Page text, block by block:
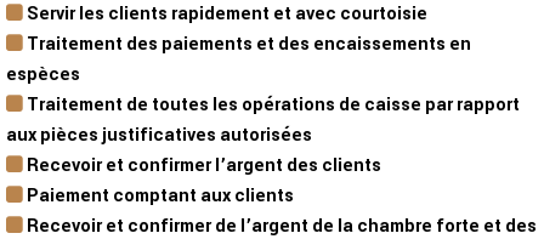
Servir les clients rapidement et avec courtoisie
Traitement des paiements et des encaissements en
espèces
Traitement de toutes les opérations de caisse par rapport
aux pièces justificatives autorisées
Recevoir et confirmer l’argent des clients
Paiement comptant aux clients
Recevoir et confirmer de l’argent de la chambre forte et des